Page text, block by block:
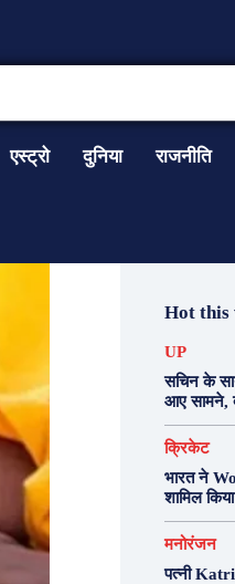
एस्ट्रो दुनिया राजनीति
Hot this
UP
सचिन के
आए सामने,
क्रिकेट
भारत ने
शामिल
मनोरंजन
पत्नी